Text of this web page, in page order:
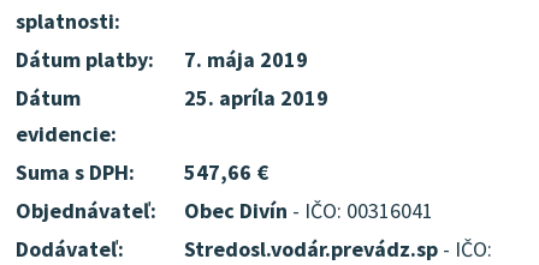
splatnosti:
Dátum platby:
7. mája 2019
Dátum
evidencie:
25. apríla 2019
Suma s DPH:
547,66 €
Objednávateľ:
Obec Divín - IČO: 00316041
Dodávateľ:
Stredosl.vodár.prevádz.sp - IČO: